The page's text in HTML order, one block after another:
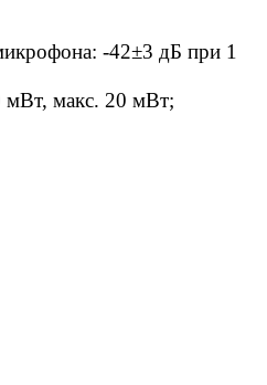
-42±3 дБ при 1
макс. 20 мВт;